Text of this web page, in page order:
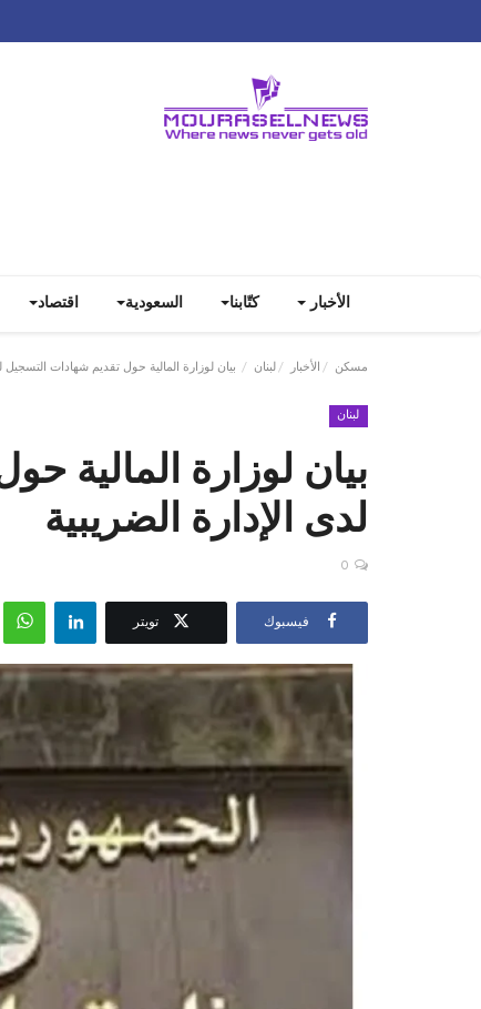
الأخبار كتّابنا السعودية اقتصاد
مسكن الأخبار لبنان بيان لوزارة المالية حول تقديم شهادات التسجيل
لبنان
بيان لوزارة المالية
لدى الإدارة الضريبية
0
فيسبوك تويتر